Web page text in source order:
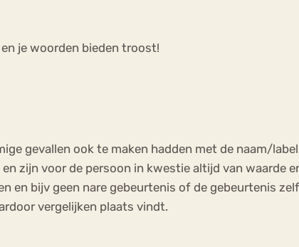
je woorden bieden troost!
gevallen ook te maken hadden met de naam/
zijn voor de persoon in kwestie altijd van waarde
en bijv geen nare gebeurtenis of de gebeurtenis
vergelijken plaats vindt.